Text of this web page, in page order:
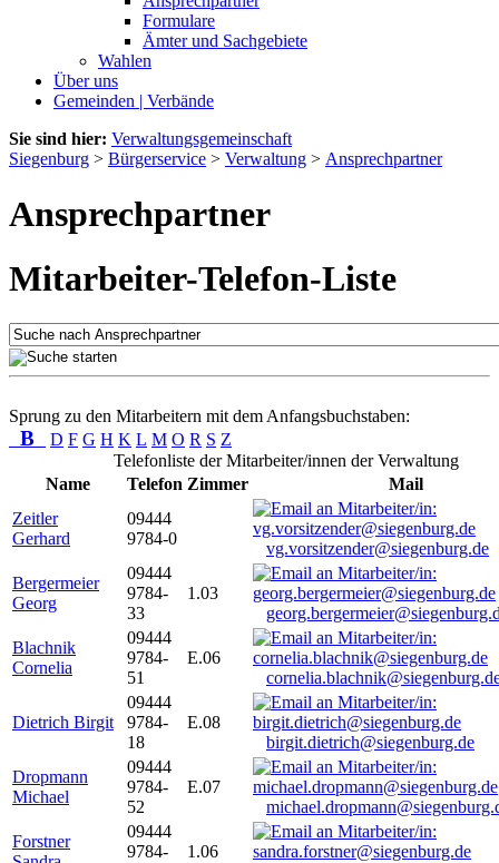
Formulare
Ämter und Sachgebiete
Wahlen
Über uns
Gemeinden | Verbände
Sie sind hier: Verwaltungsgemeinschaft
Siegenburg > Bürgerservice > Verwaltung > Ansprechpartner
Ansprechpartner
Mitarbeiter-Telefon-Liste
Sprung zu den Mitarbeitern mit dem Anfangsbuchstaben:
B D F G H K L M O R S Z
Telefonliste der Mitarbeiter/innen der Verwaltung
Name
Telefon Zimmer
Mail
Zeitler
Gerhard
09444
9784-0
vg.vorsitzender@siegenburg.de
Bergermeier
Georg
09444
9784-
33
1.03
Blachnik
Cornelia
09444
9784-
51
E.06
Dietrich Birgit
09444
9784-
18
E.08
birgit.dietrich@siegenburg.de
Dropmann
Michael
09444
9784-
52
E.07
Forstner
09444
9784-
1.06